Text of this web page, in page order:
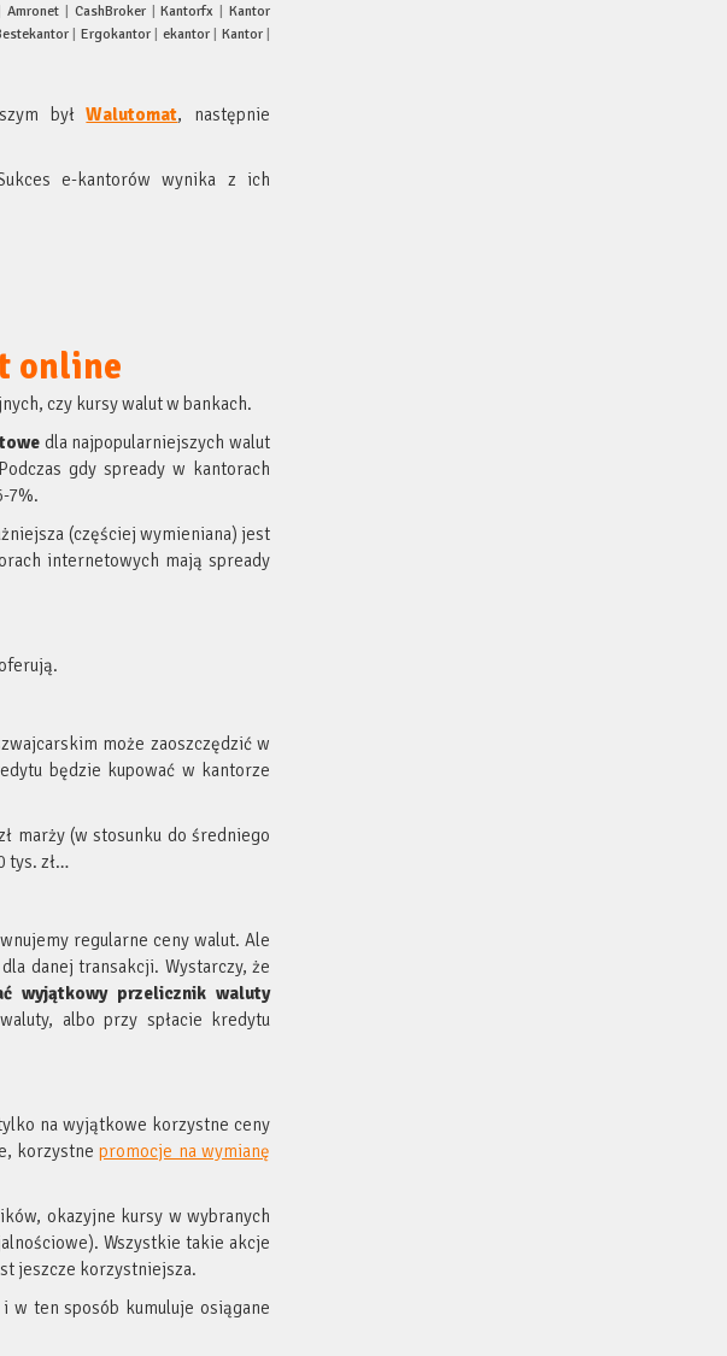
Amronet | CashBroker|Kantorfx |Kantor
| Ergokantor| ekantor| Kantor|
byłWalutomat, następnie
e-kantorów wynika z ich
online
czy kursy walut w bankach.
dla najpopularniejszych walut
gdy spready w kantorach
7%.
(częściej wymieniana) jest
internetowych mają spready
może zaoszczędzić w
będzie kupować w kantorze
marży (w stosunku do średniego
tys. zł…
regularne ceny walut. Ale
danej transakcji. Wystarczy, że
wyjątkowy przelicznik waluty
albo przy spłacie kredytu
na wyjątkowe korzystne ceny
korzystnepromocje na wymianę
okazyjne kursy w wybranych
Wszystkie takie akcje
jeszcze korzystniejsza.
ten sposób kumuluje osiągane